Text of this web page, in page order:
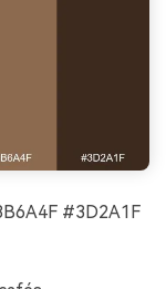
#3D2A1F